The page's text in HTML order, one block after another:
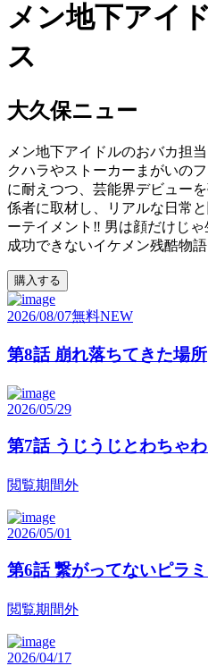
メン地下アイ
ス
大久保ニュー
メン地下アイドルのおバカ担
クハラやストーカーまがいの
に耐えつつ、芸能界デビュー
係者に取材し、リアルな日常
ーテイメント‼ 男は顔だけじ
成功できないイケメン残酷物語
購入する
2026/08/07無料NEW
第8話 崩れ落ちてきた場所
2026/05/29
第7話 うじうじとわちゃ
閲覧期間外
2026/05/01
第6話 繋がってないピラ
閲覧期間外
2026/04/17